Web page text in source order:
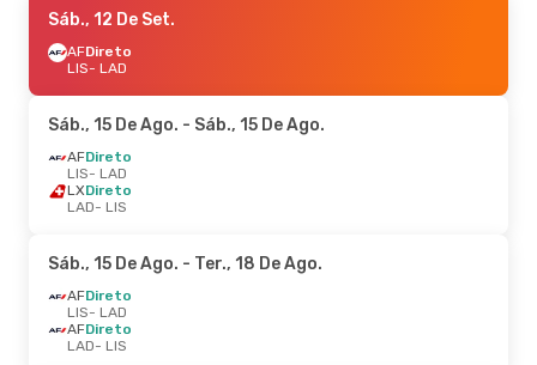
Sáb., 12 De Set.
AFDireto
LIS- LAD
Sáb., 15 De Ago. - Sáb., 15 De Ago.
AFDireto
LIS- LAD
LXDireto
LAD- LIS
Sáb., 15 De Ago. - Ter., 18 De Ago.
AFDireto
LIS- LAD
AFDireto
LAD- LIS